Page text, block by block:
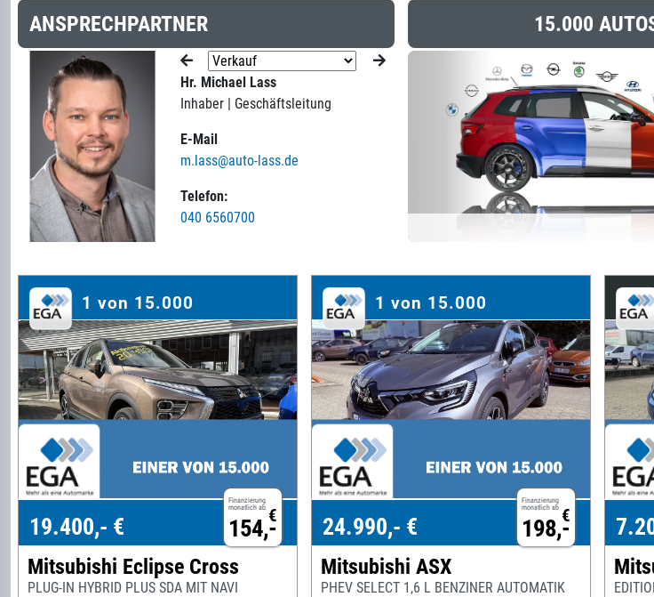
ANSPRECHPARTNER
Hr. Michael Lass
Inhaber | Geschäftsleitung
E-Mail
m.lass@auto-lass.de
Telefon:
040 6560700
15.000
1 von 15.000
Finanzierung
monatlich ab €
154,-
19.400,- €
Mitsubishi Eclipse Cross
PLUG-IN HYBRID PLUS SDA MIT NAVI
1 von 15.000
Finanzierung
monatlich ab €
198,-
24.990,- €
Mitsubishi ASX
PHEV SELECT 1,6 L BENZINER AUTOMATIK